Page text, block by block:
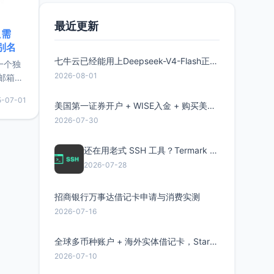
名
个独
箱等
较有
惠的
07-01
最近更新
七牛云已经能用上Deepseek-V4-Flash正式版了，点此领取300万Token
2026-08-01
美国第一证券开户 + WISE入金 + 购买美股全流程分享
2026-07-30
还在用老式 SSH 工具？Termark 新一代跨平台智能SSH客户端了解一下
2026-07-28
招商银行万事达借记卡申请与消费实测
2026-07-16
全球多币种账户 + 海外实体借记卡，Starryblu开户教程与注意事项
2026-07-10